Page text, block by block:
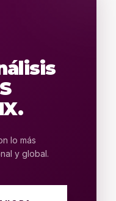
lo más
y global.